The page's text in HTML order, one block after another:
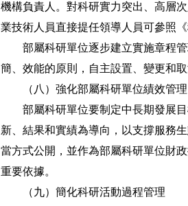
機構負責人。對科研實力突出、高層
業技術人員直接提任領導人員可參照
部屬科研單位逐步建立實施章程管
簡、效能的原則，自主設置、變更和取
（八）強化部屬科研單位績效管理
部屬科研單位要制定中長期發展目
新、結果和實績為導向，以支撐服務
當方式公開，並作為部屬科研單位財
重要依據。
（九）簡化科研活動過程管理